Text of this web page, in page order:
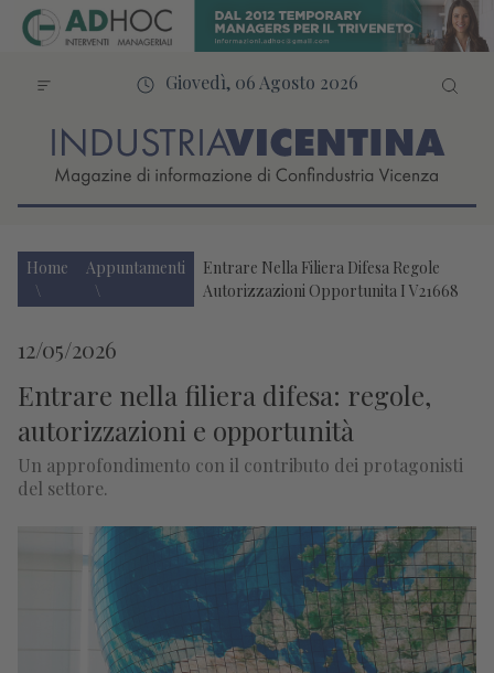
Giovedì, 06 Agosto 2026
Home Appuntamenti
Entrare Nella Filiera Difesa Regole
Autorizzazioni Opportunita I V21668
12/05/2026
Entrare nella filiera difesa: regole,
autorizzazioni e opportunità
Un approfondimento con il contributo dei protagonisti
del settore.